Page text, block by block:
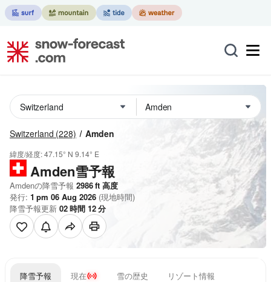
Switzerland (228) Amden
緯度/経度:47.15° N 9.14° E
Amden雪予報
Amdenの降雪予報 2986ft 高度
発行: 1 pm 06 Aug 2026 (現地時間)
降雪予報更新 02時間 12分
降雪予報 現在 雪の歴史 リゾート情報